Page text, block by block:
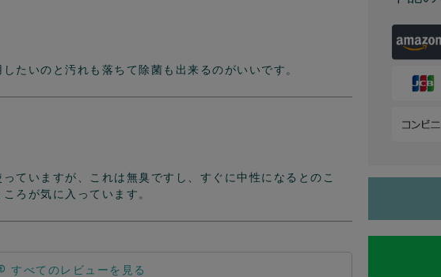
たいのと汚れも落ちて除菌も出来るのがいいです。
ていますが、これは無臭ですし、すぐに中性になるとのこ
ろが気に入っています。
すべてのレビューを見る